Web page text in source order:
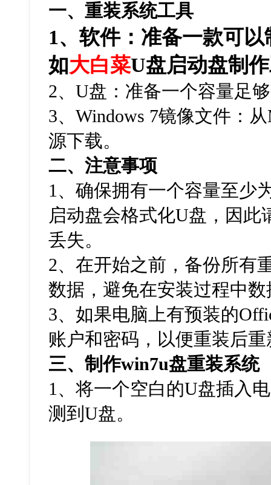
一、重装系统工具
1、软件：准备一款可
如大白菜U盘启动盘制
2、U盘：准备一个容量足
3、Windows 7镜像文件：从
源下载。
二、注意事项
1 、确保拥有一个容量至少
启动盘会格式化U盘，因此
丢失。
2、在开始之前，备份所有
数据，避免在安装过程中
3、如果电脑上有预装的
账户和密码，以便重装后
三、制作win7u盘重装系统
1 、将一个空白的U盘插入
测到U盘。